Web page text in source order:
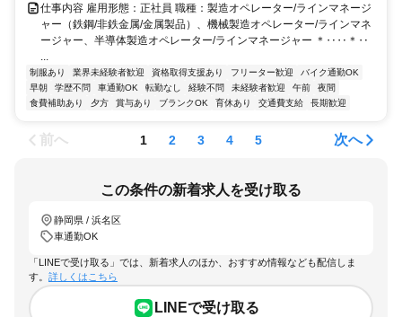
仕事内容 雇用形態：正社員 職種：製造オペレーター/ラインマネージ
ャー（鉄鋼/非鉄金属/金属製品）、機械製造オペレーター/ラインマネ
ージャー、半導体製造オペレーター/ラインマネージャー ＊‥‥＊‥
...
制服あり 業界未経験者歓迎 資格取得支援あり フリーター歓迎
バイク通勤OK
早朝
学歴不問 車通勤OK 転勤なし 経験不問 未経験者歓迎 午前
夜間
食費補助あり
夕方 賞与あり ブランクOK 育休あり 交通費支給 長期歓迎
前へ 1 2 3 4 5 次へ
この条件の新着求人を受け取る
静岡県 / 浜名区
車通勤OK
「LINEで受け取る」では、新着求人のほか、おすすめ情報なども配信しま
す。 詳しくはこちら
LINEで受け取る